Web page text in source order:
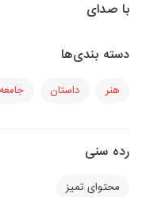
با صدای
دسته بندی‌ها
هنر داستان
رده سنی
محتوای تمیز